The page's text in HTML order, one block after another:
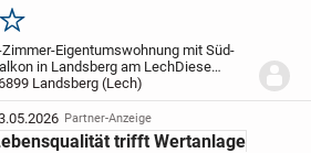
Merken
Eigentumswohnung mit Süd-
in Landsberg am LechDiese
2-Zimmer-Eigentumswohnung
Landsberg am Lech bietet eine
Raumaufteilung, solide
und...
Landsberg (Lech)
Partner-Anzeige
trifft Wertanlage